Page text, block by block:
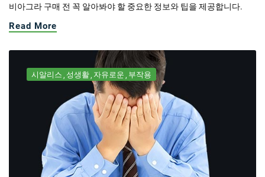
비아그라 구매 전 꼭 알아봐야 할 중요한 정보와 팁을 제공합니다.
Read More
시알리스 성생활 자유로운 부작용